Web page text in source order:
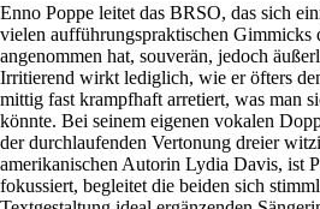
Enno Poppe leitet das BRSO, das sich
vielen aufführungspraktischen Gimmicks
angenommen hat, souverän, jedoch
Irritierend wirkt lediglich, wie er öfters
mittig fast krampfhaft arretiert, was man
könnte. Bei seinem eigenen vokalen
der durchlaufenden Vertonung dreier
amerikanischen Autorin Lydia Davis, ist
fokussiert, begleitet die beiden sich